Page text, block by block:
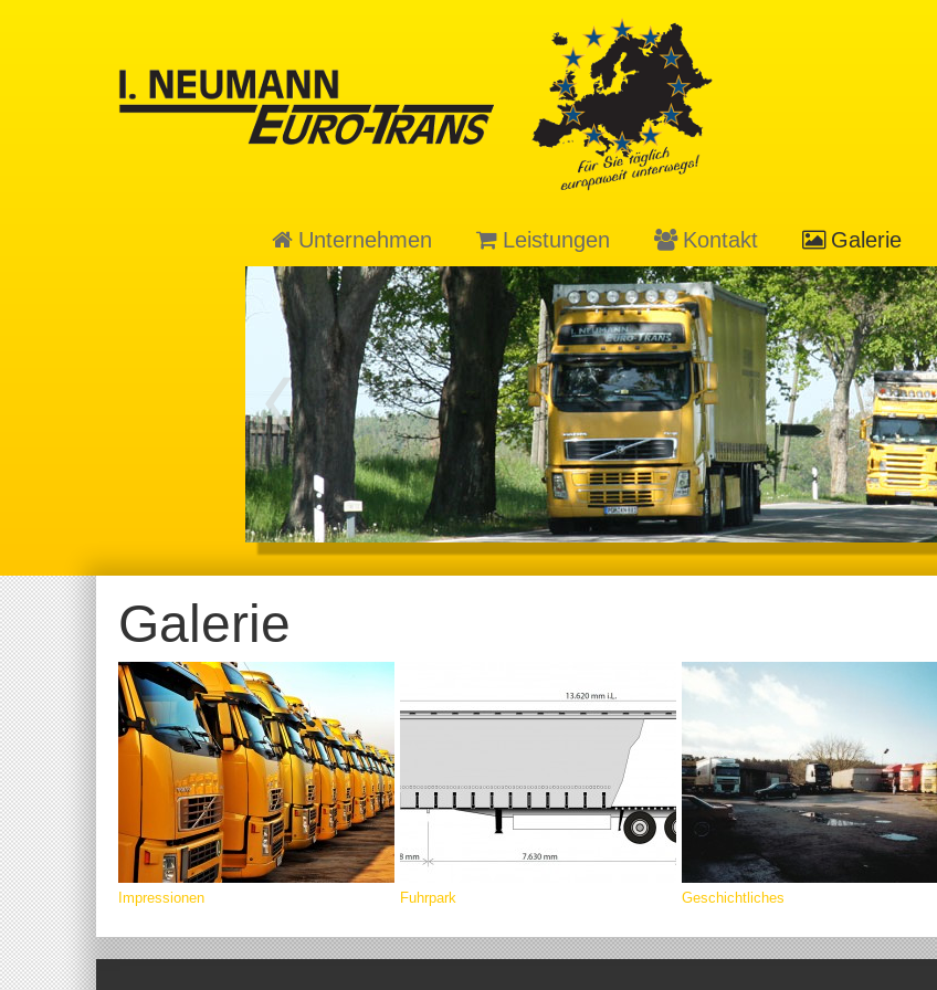
Unternehmen Leistungen Kontakt Galerie
Galerie
Impressionen Fuhrpark Geschichtliches